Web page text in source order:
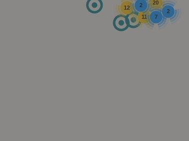
12
11
20
7
2
2